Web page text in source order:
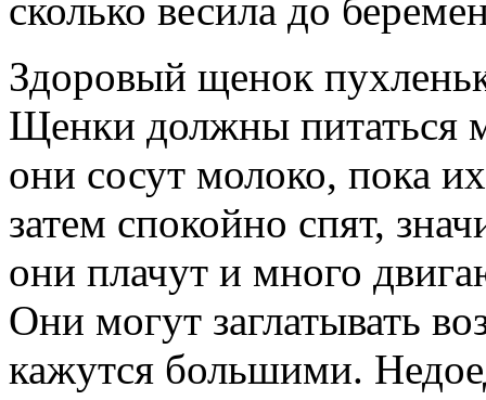
сколько весила до
Здоровый щенок
Щенки должны питаться
они сосут молоко, пока
затем спокойно спят,
они плачут и много
Они могут заглатывать
кажутся большими.